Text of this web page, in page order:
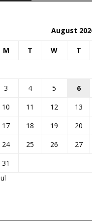
August
M T W T
3
4 5 6
10
11 12 13
17
18 19 20
24
25 26 27
31